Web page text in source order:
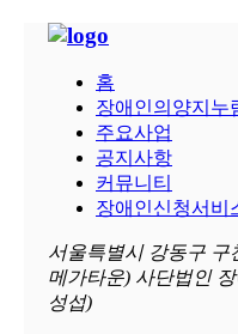
홈
장애인의양지누
주요사업
공지사항
커뮤니티
장애인신청서비
서울특별시 강동구 구
메가타운) 사단법인
성섭)